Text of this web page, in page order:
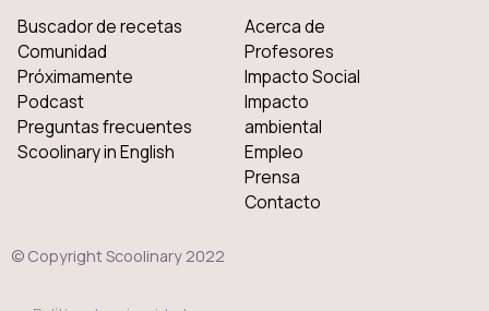
Buscador de recetas
Comunidad
Próximamente
Podcast
Preguntas frecuentes
Scoolinary in English
Acerca de
Profesores
Impacto Social
Impacto
ambiental
Empleo
Prensa
Contacto
© Copyright Scoolinary 2022